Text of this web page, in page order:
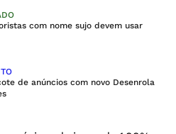
com nome sujo devem usar
de anúncios com novo Desenrola